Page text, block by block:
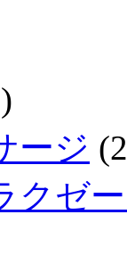
ージ
クゼ